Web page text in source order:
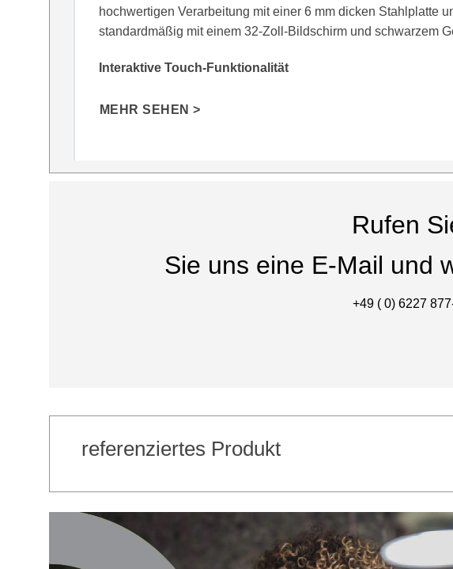
hochwertigen Verarbeitung mit einer 6 mm dicken Stahlplatte
standardmäßig mit einem 32-Zoll-Bildschirm und schwarzem
Interaktive Touch-Funktionalität
MEHR SEHEN >
Rufen
Sie uns eine E-Mail und
+49 ( 0) 6227
referenziertes Produkt